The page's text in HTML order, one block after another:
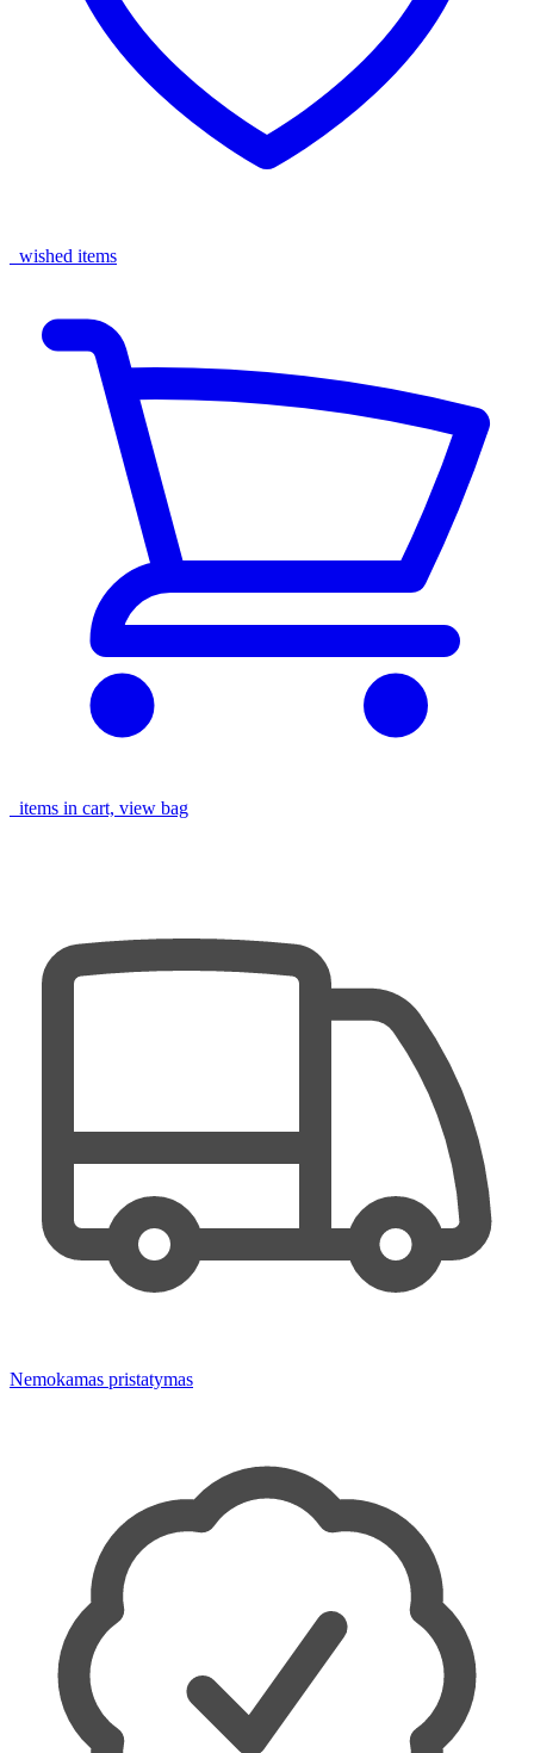
wished items
items in cart, view bag
Nemokamas pristatymas